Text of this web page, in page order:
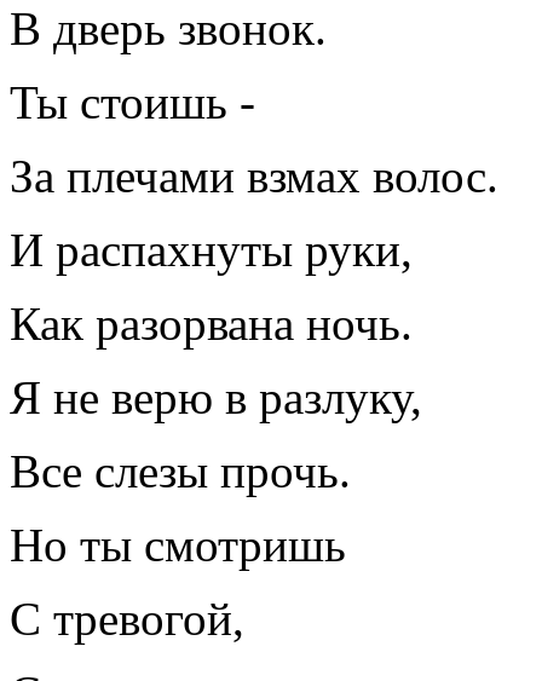
В дверь звонок.
Ты стоишь -
За плечами взмах волос.
И распахнуты руки,
Как разорвана ночь.
Я не верю в разлуку,
Все слезы прочь.
Но ты смотришь
С тревогой,